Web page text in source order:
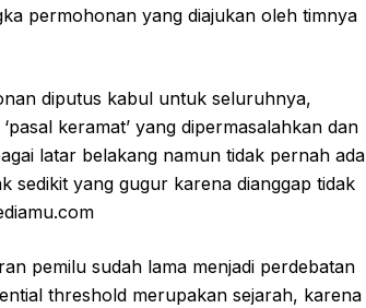
permohonan yang diajukan oleh timnya
diputus kabul untuk seluruhnya,
keramat’ yang dipermasalahkan dan
latar belakang namun tidak pernah ada
sedikit yang gugur karena dianggap tidak
pemilu sudah lama menjadi perdebatan
threshold merupakan sejarah, karena